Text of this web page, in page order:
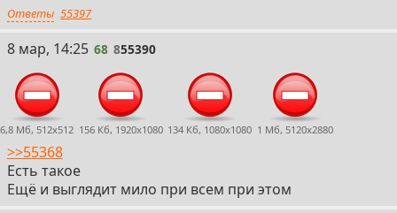
Ответы 55397
68
8 мар, 14:25 68 855390
6,8 Мб, 512x512 156 Кб, 1920x1080 134 Кб, 1080x1080 1 Мб, 5120x2880
>>55368
Есть такое
Ещё и выглядит мило при всем при этом